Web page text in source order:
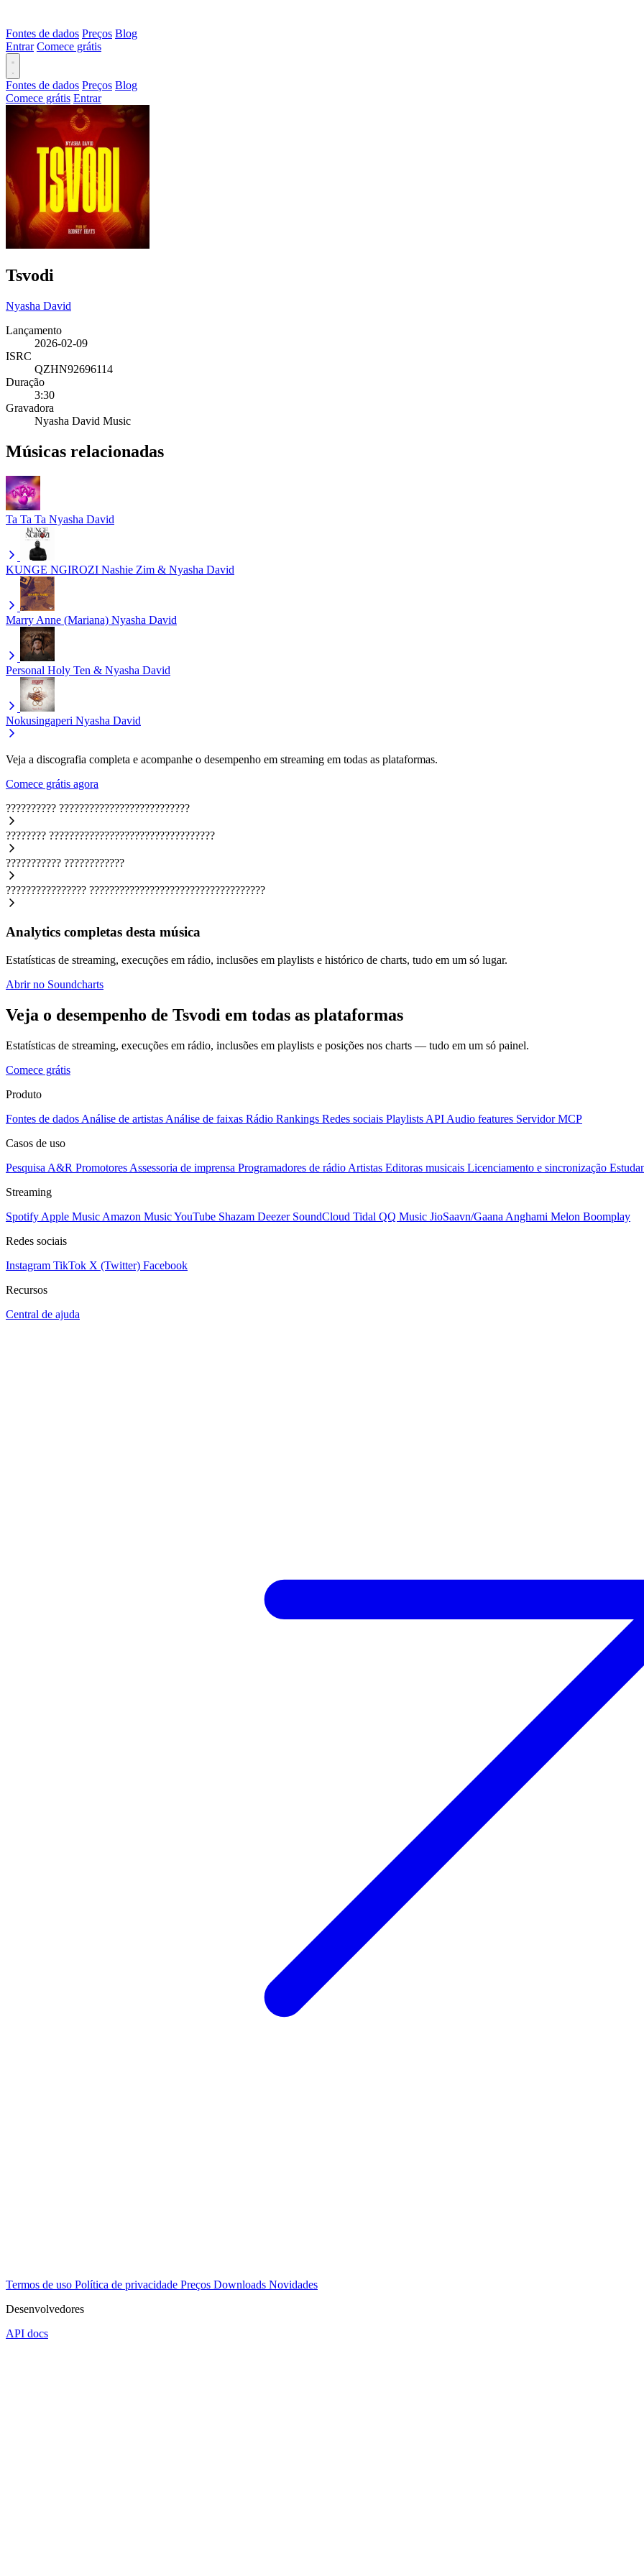
Fontes de dados Preços Blog
Entrar Comece grátis
Fontes de dados Preços Blog
Comece grátis Entrar
Tsvodi
Nyasha David
Lançamento
2026-02-09
ISRC
QZHN92696114
Duração
3:30
Gravadora
Nyasha David Music
Músicas relacionadas
Ta Ta Ta Nyasha David
KUNGE NGIROZI Nashie Zim & Nyasha David
Marry Anne (Mariana) Nyasha David
Personal Holy Ten & Nyasha David
Nokusingaperi Nyasha David
Veja a discografia completa e acompanhe o desempenho em streaming em todas as plataformas.
Comece grátis agora
?????????? ??????????????????????????
???????? ?????????????????????????????????
??????????? ????????????
???????????????? ???????????????????????????????????
Analytics completas desta música
Estatísticas de streaming, execuções em rádio, inclusões em playlists e histórico de charts, tudo em um só lugar.
Abrir no Soundcharts
Veja o desempenho de Tsvodi em todas as plataformas
Estatísticas de streaming, execuções em rádio, inclusões em playlists e posições nos charts — tudo em um só painel.
Comece grátis
Produto
Fontes de dados Análise de artistas Análise de faixas Rádio Rankings Redes sociais Playlists API Audio features Servidor MCP
Casos de uso
Pesquisa A&R Promotores Assessoria de imprensa Programadores de rádio Artistas Editoras musicais Licenciamento e sincronização
Streaming
Spotify Apple Music Amazon MusicYouTube Shazam Deezer SoundCloud Tidal QQ Music JioSaavn/Gaana Anghami Melon Boomplay
Redes sociais
Instagram TikTok X (Twitter) Facebook
Recursos
Central de ajuda
Termos de uso Política de privacidade Preços Downloads Novidades
Desenvolvedores
API docs